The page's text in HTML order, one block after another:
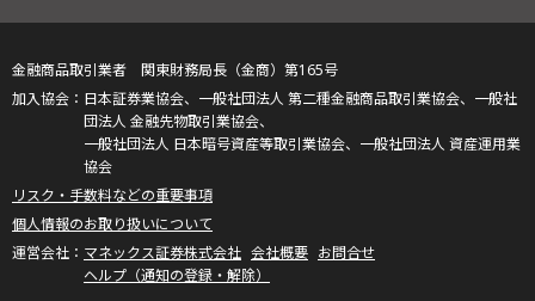
金融商品取引業者 関東財務局長（金商）第165号
日本証券業協会、一般社団法人 第二種金融商品取引業協会、一般社
団法人 金融先物取引業協会、
一般社団法人 日本暗号資産等取引業協会、一般社団法人 資産運用業
協会
リスク・手数料などの重要事項
個人情報のお取り扱いについて
マネックス証券株式会社 会社概要 お問合せ
ヘルプ（通知の登録・解除）